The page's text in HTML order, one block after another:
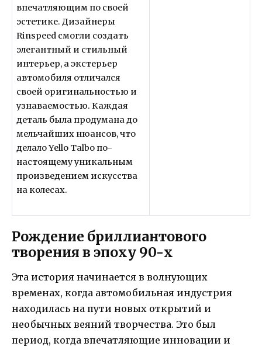
впечатляющим по своей
эстетике. Дизайнеры
Rinspeed смогли создать
элегантный и стильный
интерьер, а экстерьер
автомобиля отличался
своей оригинальностью и
узнаваемостью. Каждая
деталь была продумана до
мельчайших нюансов, что
делало Yello Talbo по-
настоящему уникальным
произведением искусства
на колесах.
Рождение бриллиантового
творения в эпоху 90-х
Эта история начинается в волнующих
временах, когда автомобильная индустрия
находилась на пути новых открытий и
необычных веяний творчества. Это был
период, когда впечатляющие инновации и